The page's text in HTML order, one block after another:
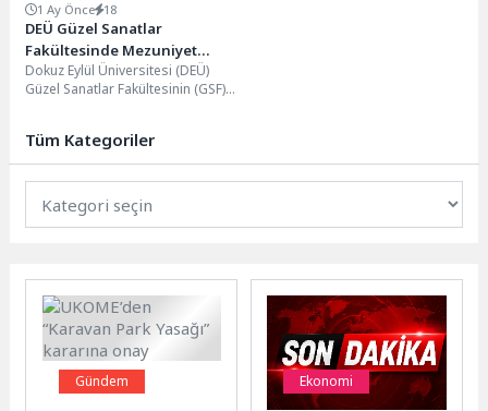
1 Ay Önce 18
DEÜ Güzel Sanatlar
Fakültesinde Mezuniyet
Coşkusu: Başkan Cemil
Tugay, Eşinin Mezuniyet
Dokuz Eylül Üniversitesi (DEÜ)
Güzel Sanatlar Fakültesinin (GSF)
ailelerinin...
Tüm Kategoriler
Gündem Ekonomi